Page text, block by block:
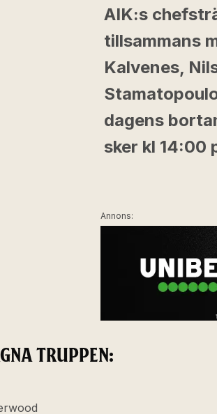
AIK:s
tillsammans
Kalvenes,
dagens
sker kl 14:00
Annons:
TRUPPEN: